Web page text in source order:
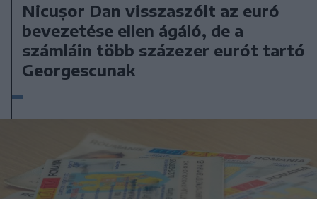
Nicușor Dan visszaszólt az euró
bevezetése ellen ágáló, de a
számláin több százezer eurót tartó
Georgescunak